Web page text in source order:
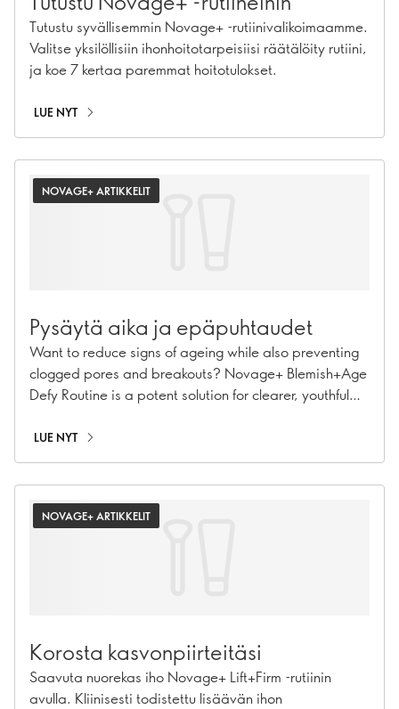
Tutustu syvällisemmin Novage+ -rutiinivalikoimaamme.
Valitse yksilöllisiin ihonhoitotarpeisiisi räätälöity rutiini,
ja koe 7 kertaa paremmat hoitotulokset.
LUE NYT
NOVAGE+ ARTIKKELIT
Pysäytä aika ja epäpuhtaudet
Want to reduce signs of ageing while also preventing
clogged pores and breakouts? Novage+ Blemish+Age
Defy Routine is a potent solution for clearer, youthful
LUE NYT
NOVAGE+ ARTIKKELIT
Korosta kasvonpiirteitäsi
Saavuta nuorekas iho Novage+ Lift+Firm -rutiinin
avulla. Kliinisesti todistettu lisäävän ihon